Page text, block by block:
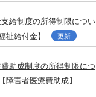
給制度の所得制限につい
祉給付金】
更新
助成制度の所得制限につ
障害者医療費助成】